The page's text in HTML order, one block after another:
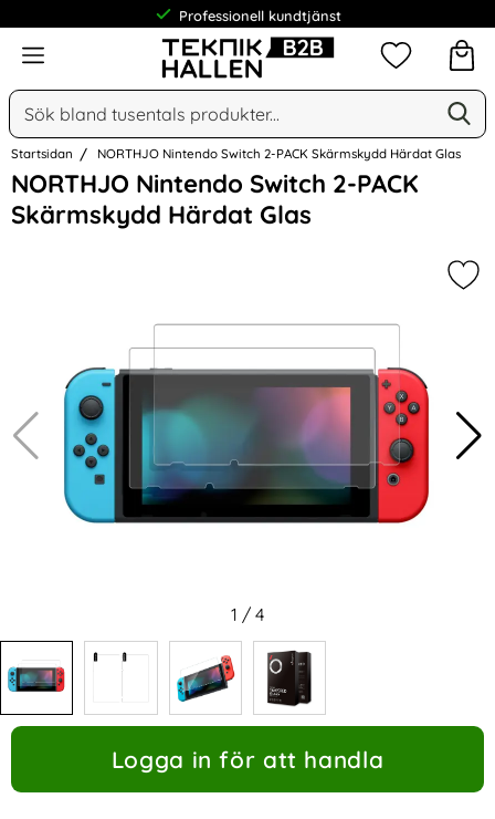
Professionell kundtjänst
Meny
Sök
Sök på Narse Group AB
Mina
Startsidan NORTHJO Nintendo Switch 2-PACK Skärmskydd Härdat Glas
NORTHJO Nintendo Switch 2-PACK
Skärmskydd Härdat Glas
Hoppa
över
Bilder
1 / 4
Logga in för att handla